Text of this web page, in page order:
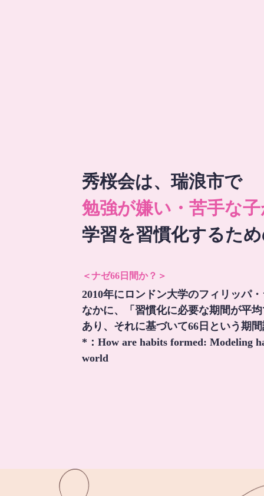
秀桜会は、瑞浪市で
勉強が嫌い・苦手な
学習を習慣化するた
＜ナゼ66日間か？＞
2010年にロンドン大学のフィリッパ
なかに、「習慣化に必要な期間が平
あり、それに基づいて66日という期
*：How are habits formed: Modeling
world